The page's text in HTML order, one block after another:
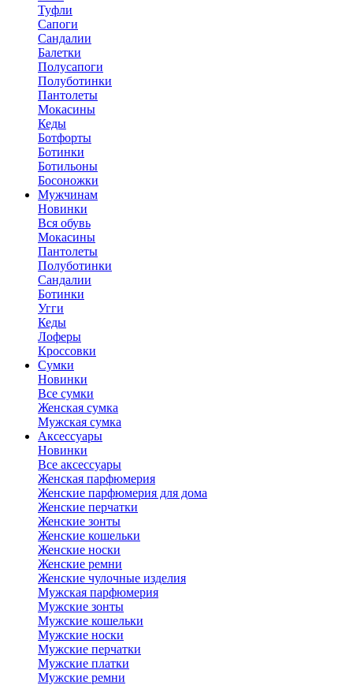
Туфли
Сапоги
Сандалии
Балетки
Полусапоги
Полуботинки
Пантолеты
Мокасины
Кеды
Ботфорты
Ботинки
Ботильоны
Босоножки
Мужчинам
Новинки
Вся обувь
Мокасины
Пантолеты
Полуботинки
Сандалии
Ботинки
Угги
Кеды
Лоферы
Кроссовки
Сумки
Новинки
Все сумки
Женская сумка
Мужская сумка
Аксессуары
Новинки
Все аксессуары
Женская парфюмерия
Женские парфюмерия для дома
Женские перчатки
Женские зонты
Женские кошельки
Женские носки
Женские ремни
Женские чулочные изделия
Мужская парфюмерия
Мужские зонты
Мужские кошельки
Мужские носки
Мужские перчатки
Мужские платки
Мужские ремни